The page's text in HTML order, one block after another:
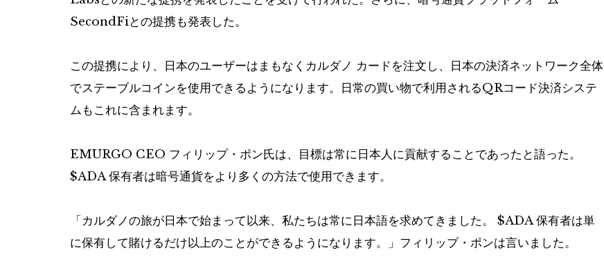
SecondFiとの提携も発表した。
この提携により、日本のユーザーはまもなくカルダノ カードを注文し、日本の決済ネットワーク全体
でステーブルコインを使用できるようになります。日常の買い物で利用されるQRコード決済システ
ムもこれに含まれます。
EMURGO CEO フィリップ・ポン氏は、目標は常に日本人に貢献することであったと語った。
$ADA保有者は暗号通貨をより多くの方法で使用できます。
「カルダノの旅が日本で始まって以来、私たちは常に日本語を求めてきました。 $ADA保有者は単
に保有して賭けるだけ以上のことができるようになります。」フィリップ・ポンは言いました。